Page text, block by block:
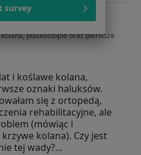
płaskostopie oraz pierwsze
i koślawe kolana,
oznaki haluksów.
się z ortopedą,
rehabilitacyjne, ale
(mówiąc i
kolana). Czy jest
tej wady?…
survey